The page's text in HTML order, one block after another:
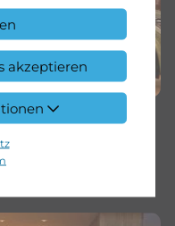
akzeptieren
| Ab sofort